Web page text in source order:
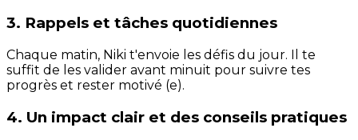
3. Rappels et tâches quotidiennes
Chaque matin, Niki t'envoie les défis du jour. Il te
suffit de les valider avant minuit pour suivre tes
progrès et rester motivé (e).
4. Un impact clair et des conseils pratiques